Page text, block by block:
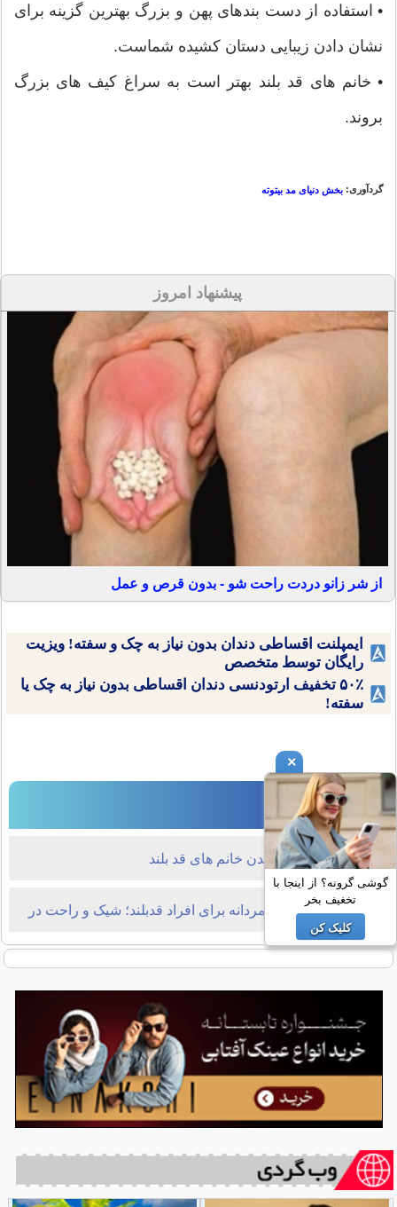
• استفاده از دست بندهای پهن و بزرگ بهترین گزینه برای
نشان دادن زیبایی دستان کشیده شماست.
• خانم های قد بلند بهتر است به سراغ کیف های بزرگ
بروند.
گردآوری: بخش دنیای مد بیتوته
پیشنهاد امروز
از شر زانو دردت راحت شو - بدون قرص و عمل
ایمپلنت اقساطی دندان بدون نیاز به چک و سفته! ویزیت
رایگان توسط متخصص
۵۰٪ تخفیف ارتودنسی دندان اقساطی بدون نیاز به چک یا
سفته!
در جستجوی مد
راهنمای لباس پوشیدن خانم های قد بلند
لباس‌های تابستانی مردانه برای افراد قدبلند؛ شیک و راحت در
فصل گرما
×
گوشی گرونه؟ از اینجا با
تخغیف بخر
کلیک کن